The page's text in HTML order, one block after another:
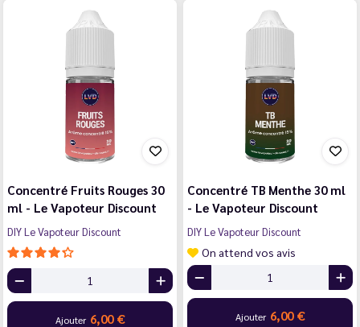
Concentré Fruits Rouges 30
ml - Le Vapoteur Discount
DIY Le Vapoteur Discount
Ajouter 6,00 €
Concentré TB Menthe 30 ml
- Le Vapoteur Discount
DIY Le Vapoteur Discount
On attend vos avis
Ajouter 6,00 €